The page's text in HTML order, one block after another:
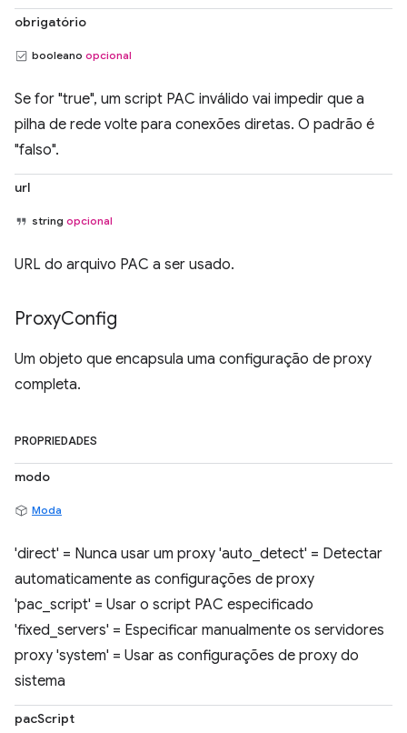
obrigatório
booleano opcional
Se for "true", um script PAC inválido vai impedir que a
pilha de rede volte para conexões diretas. O padrão é
"falso".
url
string opcional
URL do arquivo PAC a ser usado.
ProxyConfig
Um objeto que encapsula uma configuração de proxy
completa.
PROPRIEDADES
modo
Moda
'direct' = Nunca usar um proxy 'auto_detect' = Detectar
automaticamente as configurações de proxy
'pac_script' = Usar o script PAC especificado
'fixed_servers' = Especificar manualmente os servidores
proxy 'system' = Usar as configurações de proxy do
sistema
pacScript